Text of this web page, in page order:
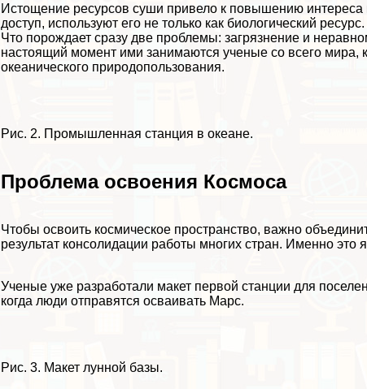
Истощение ресурсов суши привело к повышению
доступ, используют его не только как биологический
Что порождает сразу две проблемы: загрязнение и
настоящий момент ими занимаются ученые со всего
океанического природопользования.
Рис. 2. Промышленная станция в океане.
Проблема освоения Космоса
Чтобы освоить космическое прострaнcтво, важно
результат консолидации работы многих стран. Именно
Ученые уже разработали макет первой станции для
когда люди отправятся осваивать Марс.
Рис. 3. Макет лунной базы.